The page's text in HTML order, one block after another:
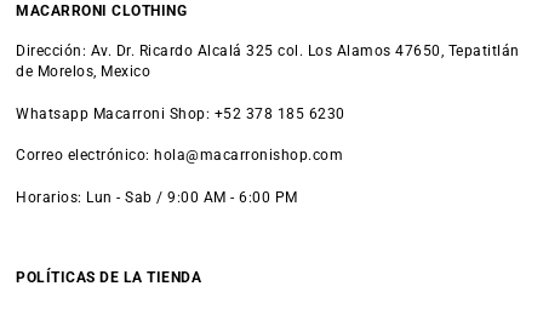
MACARRONI CLOTHING
Dirección: Av. Dr. Ricardo Alcalá 325 col. Los Alamos 47650, Tepatitlán
de Morelos, Mexico
Whatsapp Macarroni Shop: +52 378 185 6230
Correo electrónico: hola@macarronishop.com
Horarios: Lun - Sab / 9:00 AM - 6:00 PM
POLÍTICAS DE LA TIENDA